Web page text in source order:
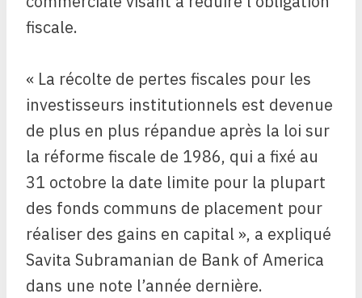
fiscale.
« La récolte de pertes fiscales pour les
investisseurs institutionnels est devenue
de plus en plus répandue après la loi sur
la réforme fiscale de 1986, qui a fixé au
31 octobre la date limite pour la plupart
des fonds communs de placement pour
réaliser des gains en capital », a expliqué
Savita Subramanian de Bank of America
dans une note l’année dernière.